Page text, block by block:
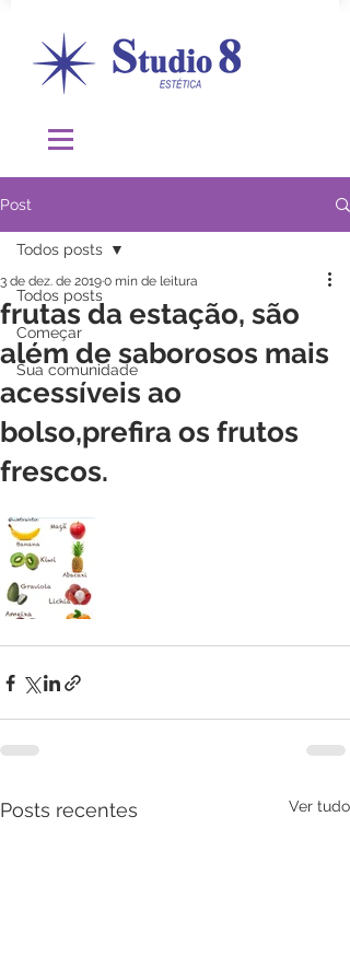
Post
Todos posts
Começar
Sua comunidade
Todos posts
frutas da estação, são
além de saborosos mais
acessíveis ao
bolso,prefira os frutos
frescos.
3 de dez. de 20190 min de leitura
Posts recentes Ver tudo